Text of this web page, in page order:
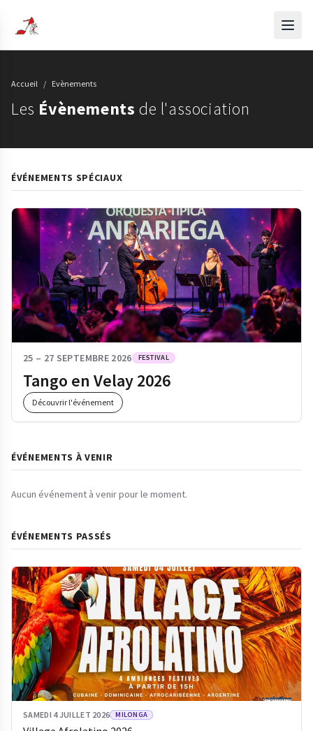
Accueil / Evènements
Les Évènements de l'association
ÉVÉNEMENTS SPÉCIAUX
25 – 27 SEPTEMBRE 2026 FESTIVAL
Tango en Velay 2026
Découvrir l'événement
ÉVÉNEMENTS À VENIR
Aucun événement à venir pour le moment.
ÉVÉNEMENTS PASSÉS
SAMEDI 4 JUILLET 2026 MILONGA